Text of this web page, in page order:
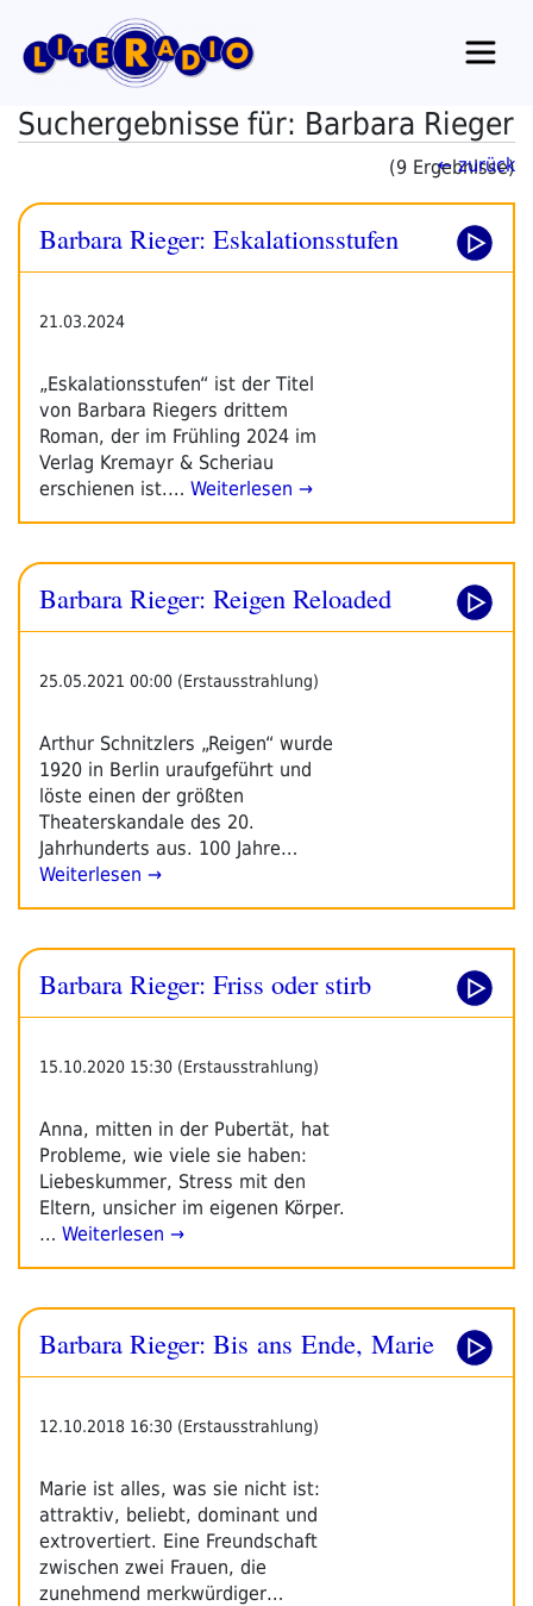
Inhalt
springen
Suchergebnisse für: Barbara Rieger
(9 Ergebnisse)
← zurück
Barbara Rieger: Eskalationsstufen
21.03.2024
„Eskalationsstufen“ ist der Titel
von Barbara Riegers drittem
Roman, der im Frühling 2024 im
Verlag Kremayr & Scheriau
erschienen ist.… Weiterlesen →
Barbara Rieger: Reigen Reloaded
25.05.2021 00:00 (Erstausstrahlung)
Arthur Schnitzlers „Reigen“ wurde
1920 in Berlin uraufgeführt und
löste einen der größten
Theaterskandale des 20.
Jahrhunderts aus. 100 Jahre…
Weiterlesen →
Barbara Rieger: Friss oder stirb
15.10.2020 15:30 (Erstausstrahlung)
Anna, mitten in der Pubertät, hat
Probleme, wie viele sie haben:
Liebeskummer, Stress mit den
Eltern, unsicher im eigenen Körper.
… Weiterlesen →
Barbara Rieger: Bis ans Ende, Marie
12.10.2018 16:30 (Erstausstrahlung)
Marie ist alles, was sie nicht ist:
attraktiv, beliebt, dominant und
extrovertiert. Eine Freundschaft
zwischen zwei Frauen, die
zunehmend merkwürdiger…